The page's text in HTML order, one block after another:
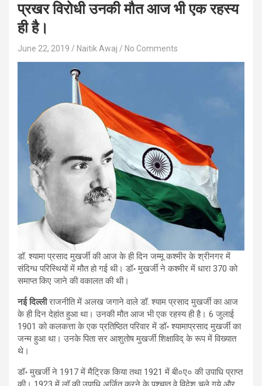
प्रखर विरोधी उनकी मौत आज भी एक रहस्य
ही है।
June 22, 2019 Naitik Awaj No Comments
डॉ. श्यामा प्रसाद मुखर्जी की आज के ही दिन जम्मू कश्मीर के श्रीनगर में
संदिग्ध परिस्थियों में मौत हो गई थी। डॉ॰ मुखर्जी ने कश्मीर में धारा 370 को
समाप्त किए जाने की वकालत की थी।
नई दिल्लीराजनीति में अलख जगाने वाले डॉ. श्याम प्रसाद मुखर्जी का आज
के ही दिन देहांत हुआ था। उनकी मौत आज भी एक रहस्य ही है। 6 जुलाई
1901 को कलकत्ता के एक प्रतिष्ठित परिवार में डॉ॰ श्यामाप्रसाद मुखर्जी का
जन्म हुआ था। उनके पिता सर आशुतोष मुखर्जी शिक्षाविद् के रूप में विख्यात
थे।
डॉ॰ मुखर्जी ने 1917 में मैट्रिक किया तथा 1921 में बी०ए० की उपाधि प्राप्त